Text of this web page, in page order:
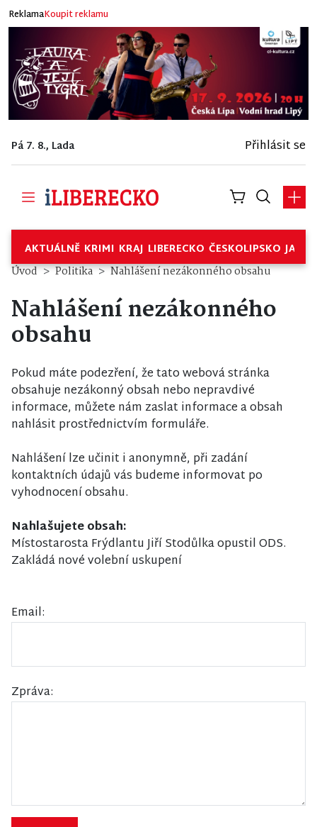
ReklamaKoupit reklamu
Pá 7. 8., Lada Přihlásit se
AKTUÁLNĚ KRIMI KRAJ LIBERECKO ČESKOLIPSKO
Úvod Politika Nahlášení nezákonného obsahu
Nahlášení nezákonného
obsahu
Pokud máte podezření, že tato webová stránka
obsahuje nezákonný obsah nebo nepravdivé
informace, můžete nám zaslat informace a obsah
nahlásit prostřednictvím formuláře.
Nahlášení lze učinit i anonymně, při zadání
kontaktních údajů vás budeme informovat po
vyhodnocení obsahu.
Nahlašujete obsah:
Místostarosta Frýdlantu Jiří Stodůlka opustil ODS.
Zakládá nové volební uskupení
Email:
Zpráva: